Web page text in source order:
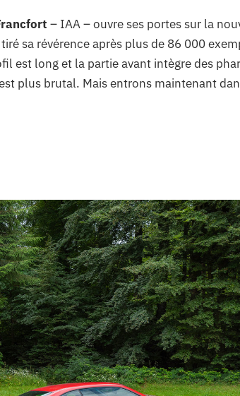
– IAA – ouvre ses portes sur la
sa révérence après plus de 86 000
est long et la partie avant intègre des
plus brutal. Mais entrons maintenant